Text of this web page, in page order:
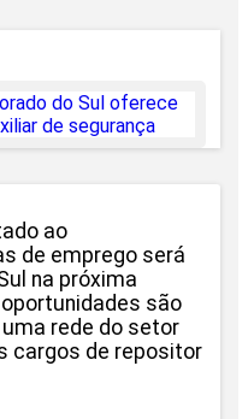
ao
de emprego será
na próxima
são
rede do setor
cargos de repositor